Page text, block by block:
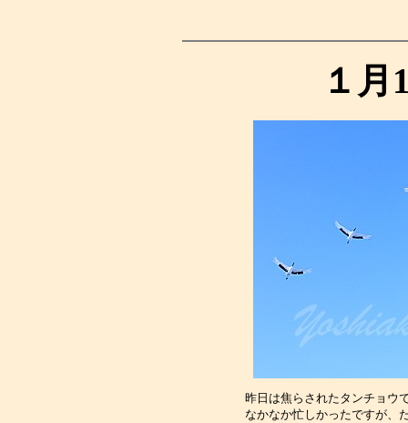
１月
昨日は焦らされたタンチョウ
なかなか忙しかったですが、